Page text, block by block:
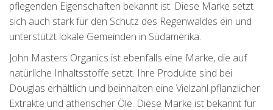
pflegenden Eigenschaften bekannt ist. Diese Marke setzt
sich auch stark für den Schutz des Regenwaldes ein und
unterstützt lokale Gemeinden in Südamerika.
John Masters Organics ist ebenfalls eine Marke, die auf
natürliche Inhaltsstoffe setzt. Ihre Produkte sind bei
Douglas erhältlich und beinhalten eine Vielzahl pflanzlicher
Extrakte und ätherischer Öle. Diese Marke ist bekannt für